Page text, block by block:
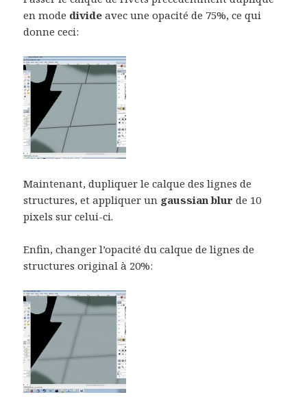
en mode divide avec une opacité de 75%, ce qui
donne ceci:
Maintenant, dupliquer le calque des lignes de
structures, et appliquer un gaussian blur de 10
pixels sur celui-ci.
Enfin, changer l’opacité du calque de lignes de
structures original à 20%: